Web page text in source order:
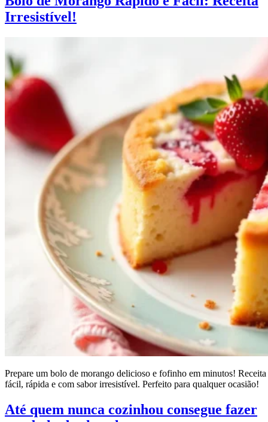
Irresistível!
Prepare um bolo de morango delicioso e fofinho em minutos! Receita
fácil, rápida e com sabor irresistível. Perfeito para qualquer ocasião!
Até quem nunca cozinhou consegue fazer